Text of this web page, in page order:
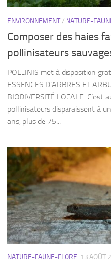
ENVIRONNEMENT/ NATURE-
Composer des haies
pollinisateurs
POLLINIS met à disposition
ESSENCES D’ARBRES ET
BIODIVERSITÉ LOCALE. C’est
pollinisateurs disparaissent à
ans, plus de 75...
NATURE-FAUNE-FLORE 13 AOÛT